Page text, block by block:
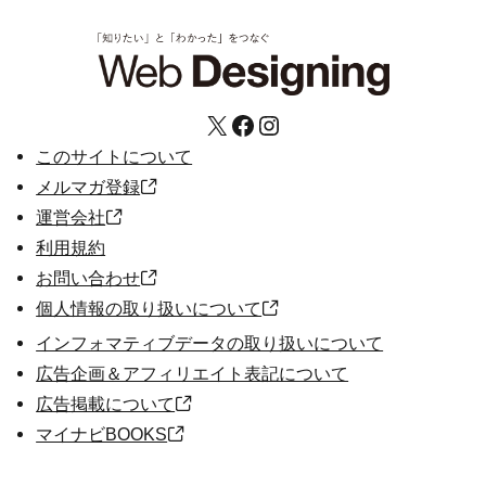
X Facebook Instagram
このサイトについて
メルマガ登録
運営会社
利用規約
お問い合わせ
個人情報の取り扱いについて
インフォマティブデータの取り扱いについて
広告企画＆アフィリエイト表記について
広告掲載について
マイナビBOOKS